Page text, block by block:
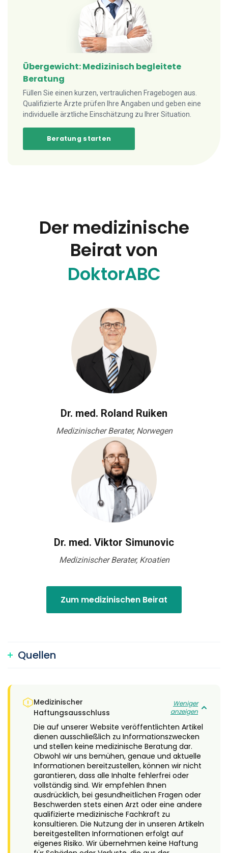
Übergewicht: Medizinisch begleitete
Beratung
Füllen Sie einen kurzen, vertraulichen Fragebogen aus.
Qualifizierte Ärzte prüfen Ihre Angaben und geben eine
individuelle ärztliche Einschätzung zu Ihrer Situation.
Beratung starten
Der medizinische
Beirat von
DoktorABC
Dr. med. Roland Ruiken
Medizinischer Berater, Norwegen
Dr. med. Viktor Simunovic
Medizinischer Berater, Kroatien
Zum medizinischen Beirat
Quellen
Medizinischer
Haftungsausschluss
Weniger
anzeigen
Die auf unserer Website veröffentlichten Artikel
dienen ausschließlich zu Informationszwecken
und stellen keine medizinische Beratung dar.
Obwohl wir uns bemühen, genaue und aktuelle
Informationen bereitzustellen, können wir nicht
garantieren, dass alle Inhalte fehlerfrei oder
vollständig sind. Wir empfehlen Ihnen
ausdrücklich, bei gesundheitlichen Fragen oder
Beschwerden stets einen Arzt oder eine andere
qualifizierte medizinische Fachkraft zu
konsultieren. Die Nutzung der in unseren Artikeln
bereitgestellten Informationen erfolgt auf
eigenes Risiko. Wir übernehmen keine Haftung